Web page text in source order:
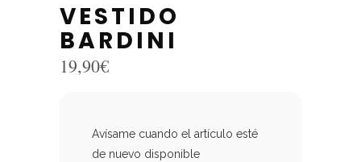
VESTIDO
BARDINI
19,90€
Avísame cuando el artículo esté
de nuevo disponible